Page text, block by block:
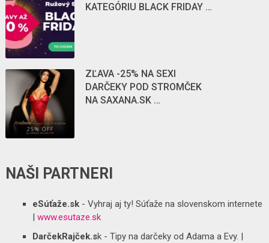
KATEGÓRIU BLACK FRIDAY …
ZĽAVA -25% NA SEXI
DARČEKY POD STROMČEK
NA SAXANA.SK …
NAŠI PARTNERI
eSúťaže.sk - Vyhraj aj ty! Súťaže na slovenskom internete
|www.esutaze.sk
DarčekRajček.sk - Tipy na darčeky od Adama a Evy. |